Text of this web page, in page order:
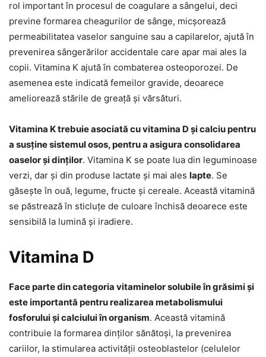
rol important în procesul de coagulare a sângelui, deci
previne formarea cheagurilor de sânge, micșorează
permeabilitatea vaselor sanguine sau a capilarelor, ajută în
prevenirea sângerărilor accidentale care apar mai ales la
copii. Vitamina K ajută în combaterea osteoporozei. De
asemenea este indicată femeilor gravide, deoarece
ameliorează stările de greață și vărsături.
Vitamina K trebuie asociată cu vitamina D și calciu pentru
a susține sistemul osos, pentru a asigura consolidarea
oaselor și dinților. Vitamina K se poate lua din leguminoase
verzi, dar și din produse lactate și mai ales lapte. Se
găsește în ouă, legume, fructe și cereale. Această vitamină
se păstrează în sticluțe de culoare închisă deoarece este
sensibilă la lumină și iradiere.
Vitamina D
Face parte din categoria vitaminelor solubile în grăsimi și
este importantă pentru realizarea metabolismului
fosforului și calciului în organism. Această vitamină
contribuie la formarea dinților sănătoși, la prevenirea
cariilor, la stimularea activității osteoblastelor (celulelor